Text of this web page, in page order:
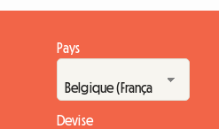
Pays
Devise